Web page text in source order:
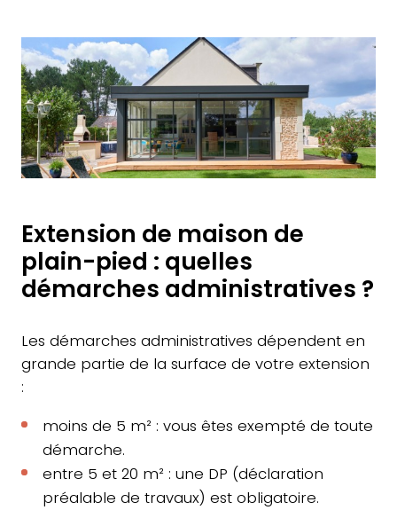
Extension de maison de
plain-pied : quelles
démarches administratives ?
Les démarches administratives dépendent en
grande partie de la surface de votre extension
:
moins de 5 m² : vous êtes exempté de toute
démarche.
entre 5 et 20 m² : une DP (déclaration
préalable de travaux) est obligatoire.